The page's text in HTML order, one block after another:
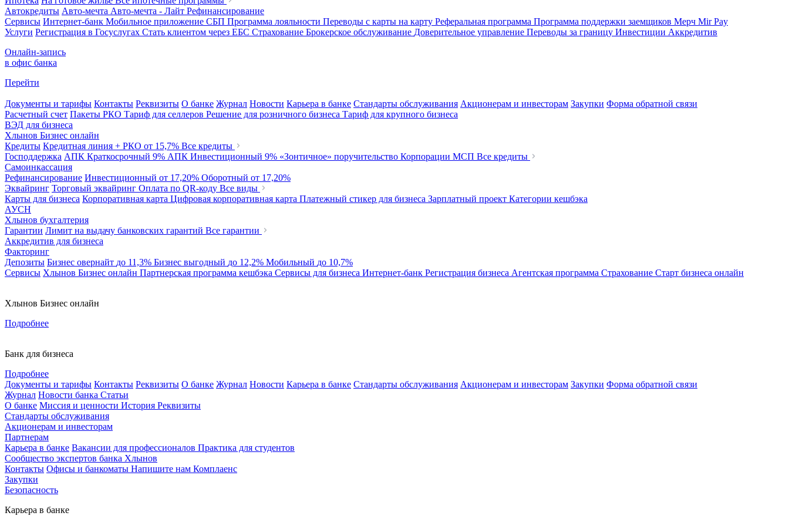
Автокредиты Авто-мечта Авто-мечта - Лайт Рефинансирование
Сервисы Интернет-банк Мобильное приложение СБП Программа лояльности Переводы с карты на карту Реферальная программа Программа поддержки заемщиков Мерч Mir Pay
Услуги Регистрация в Госуслугах Стать клиентом через ЕБС Страхование Брокерское обслуживание Доверительное управление Переводы за границу Инвестиции Аккредитив
Онлайн-запись
в офис банка
Перейти
Документы и тарифы Контакты Реквизиты О банке Журнал Новости Карьера в банке Стандарты обслуживания Акционерам и инвесторам Закупки Форма обратной связи
Расчетный счет Пакеты РКО Тариф для селлеров Решение для розничного бизнеса Тариф для крупного бизнеса
ВЭД для бизнеса
Хлынов Бизнес онлайн
Кредиты Кредитная линия + РКО от 15,7% Все кредиты
Господдержка АПК Краткосрочный 9% АПК Инвестиционный 9% «Зонтичное» поручительство Корпорации МСП Все кредиты
Самоинкассация
Рефинансирование Инвестиционный от 17,20% Оборотный от 17,20%
Эквайринг Торговый эквайринг Оплата по QR-коду Все виды
Карты для бизнеса Корпоративная карта Цифровая корпоративная карта Платежный стикер для бизнеса Зарплатный проект Категории кешбэка
АУСН
Хлынов бухгалтерия
Гарантии Лимит на выдачу банковских гарантий Все гарантии
Аккредитив для бизнеса
Факторинг
Депозиты Бизнес овернайт до 11,3% Бизнес выгодный до 12,2% Мобильный до 10,7%
Сервисы Хлынов Бизнес онлайн Партнерская программа кешбэка Сервисы для бизнеса Интернет-банк Регистрация бизнеса Агентская программа Страхование Старт бизнеса онлайн
Хлынов Бизнес онлайн
Подробнее
Банк для бизнеса
Подробнее
Документы и тарифы Контакты Реквизиты О банке Журнал Новости Карьера в банке Стандарты обслуживания Акционерам и инвесторам Закупки Форма обратной связи
Журнал Новости банка Статьи
О банке Миссия и ценности История Реквизиты
Стандарты обслуживания
Акционерам и инвесторам
Партнерам
Карьера в банке Вакансии для профессионалов Практика для студентов
Сообщество экспертов банка Хлынов
Контакты Офисы и банкоматы Напишите нам Комплаенс
Закупки
Безопасность
Карьера в банке